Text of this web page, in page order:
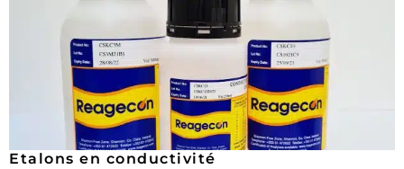
Etalons en conductivité